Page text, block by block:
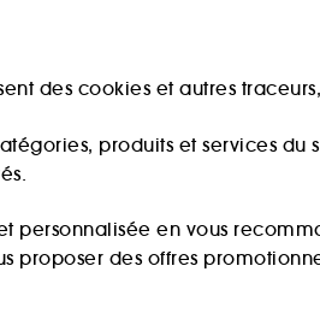
des cookies et autres
produits et services du
personnalisée en vous
proposer des offres